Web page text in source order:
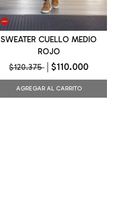
SWEATER CUELLO MEDIO
ROJO
$120.375
$110.000
AGREGAR AL CARRITO